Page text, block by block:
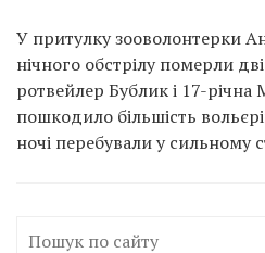
У притулку зооволонтерки
нічного обстрілу померли
ротвейлер Бублик і 17-
пошкодило більшість
ночі перебували у сильному